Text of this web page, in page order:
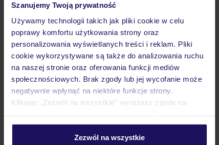
Szanujemy Twoją prywatność
Używamy technologii takich jak pliki cookie w celu
poprawy komfortu użytkowania strony oraz
personalizowania wyświetlanych treści i reklam. Pliki
cookie wykorzystywane są także do analizowania ruchu
na naszej stronie oraz oferowania funkcji mediów
społecznościowych. Brak zgody lub jej wycofanie może
negatywnie wpłynąć na niektóre funkcje strony.
Klikając „Zezwól na wszystkie” wyrażasz zgodę na
personalizować swój wybór wchodząc w zakładkę
Zezwól na wszystkie
Opinie
Pokoje
Wyżywienie
Atrakcje